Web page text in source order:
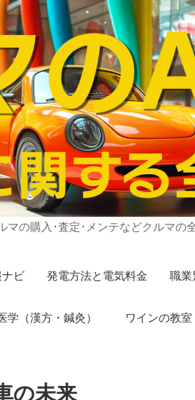
マの購入･査定･メンテなどクルマの
ナビ 発電方法と電気料金 職業
学（漢方・鍼灸） ワインの教室
の未来